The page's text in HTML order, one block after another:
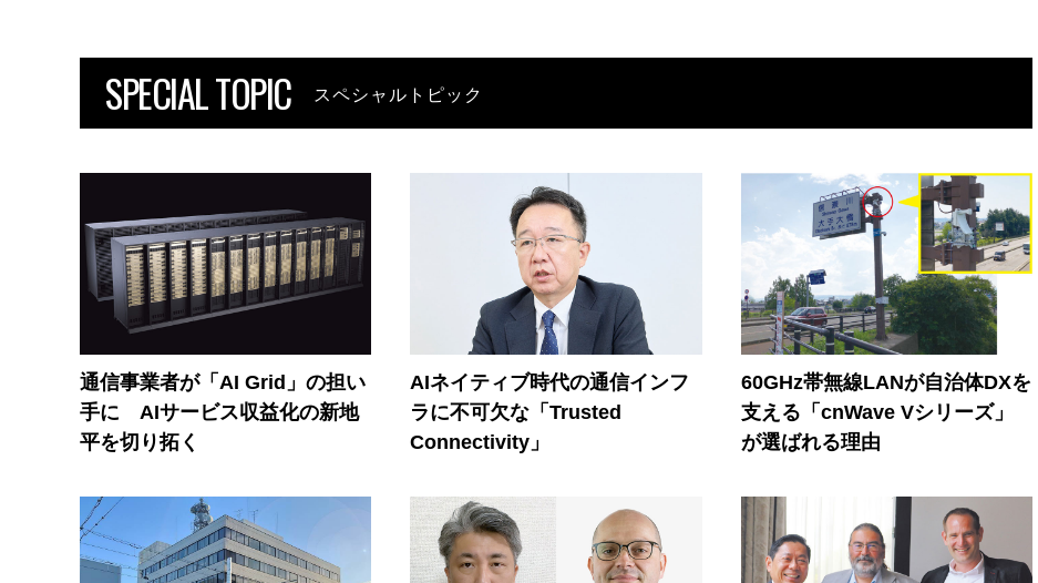
SPECIAL TOPIC スペシャルトピック
通信事業者が「AI Grid」の担い
手に AIサービス収益化の新地
平を切り拓く
AIネイティブ時代の通信インフ
ラに不可欠な「Trusted
Connectivity」
60GHz帯無線LANが自治体DXを
支える「cnWave Vシリーズ」
が選ばれる理由